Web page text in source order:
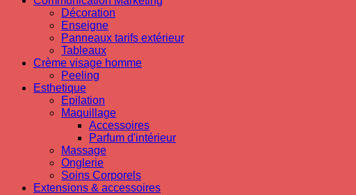
Décoration
Enseigne
Panneaux tarifs extérieur
Tableaux
Crème visage homme
Peeling
Esthetique
Epilation
Maquillage
Accessoires
Parfum d'intérieur
Massage
Onglerie
Soins Corporels
Extensions & accessoires